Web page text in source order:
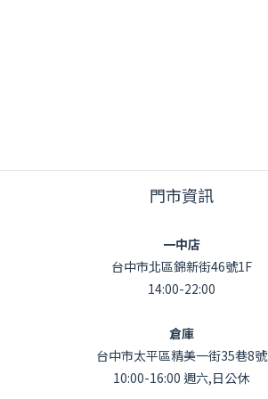
門市資訊
一中店
台中市北區錦新街46號1F
14:00-22:00
倉庫
台中市太平區精美一街35巷8號
10:00-16:00 週六,日公休